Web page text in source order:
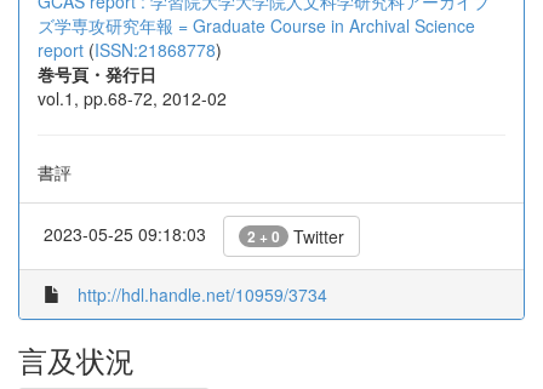
ズ学専攻研究年報 = Graduate Course in Archival Science
report (ISSN:21868778)
巻号頁・発行日
vol.1, pp.68-72, 2012-02
書評
2023-05-25 09:18:03 2 + 0 Twitter
http://hdl.handle.net/10959/3734
言及状況